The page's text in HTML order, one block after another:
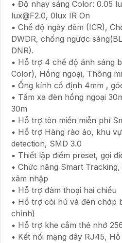
• Độ nhạy sáng Color: 0.05
lux@F2.0, 0lux IR On
• Chế độ ngày đêm (ICR),
DWDR, chống ngược
DNR).
• Hỗ trợ 4 chế độ ánh sáng
Color), Hồng ngoại, Thông
• Ống kính cố định 4mm ,
• Tầm xa đèn hồng ngoại
30m
• Hỗ trợ tên miền miễn phí
• Hỗ trợ Hàng rào ảo, khu
detection, SMD 3.0
• Thiết lập điểm preset, gọi
• Chức năng Smart
xâm nhập
• Hỗ trợ đàm thoại hai chiều
• Hỗ trợ còi hú và đèn chớp
chỉnh)
• Hỗ trợ khe cắm thẻ nhớ
• Kết nối mạng dây RJ45,